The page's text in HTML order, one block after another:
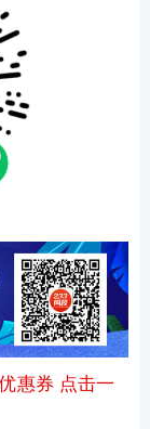
惠券 点击一